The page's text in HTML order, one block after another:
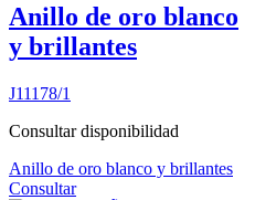
Anillo de oro blanco
y brillantes
J11178/1
Consultar disponibilidad
Anillo de oro blanco y brillantes
Consultar